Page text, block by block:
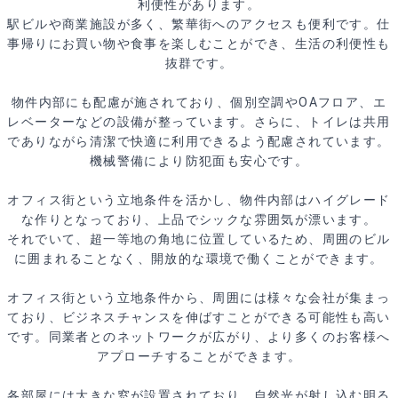
利便性があります。
駅ビルや商業施設が多く、繁華街へのアクセスも便利です。仕
事帰りにお買い物や食事を楽しむことができ、生活の利便性も
抜群です。
物件内部にも配慮が施されており、個別空調やOAフロア、エ
レベーターなどの設備が整っています。さらに、トイレは共用
でありながら清潔で快適に利用できるよう配慮されています。
機械警備により防犯面も安心です。
オフィス街という立地条件を活かし、物件内部はハイグレード
な作りとなっており、上品でシックな雰囲気が漂います。
それでいて、超一等地の角地に位置しているため、周囲のビル
に囲まれることなく、開放的な環境で働くことができます。
オフィス街という立地条件から、周囲には様々な会社が集まっ
ており、ビジネスチャンスを伸ばすことができる可能性も高い
です。同業者とのネットワークが広がり、より多くのお客様へ
アプローチすることができます。